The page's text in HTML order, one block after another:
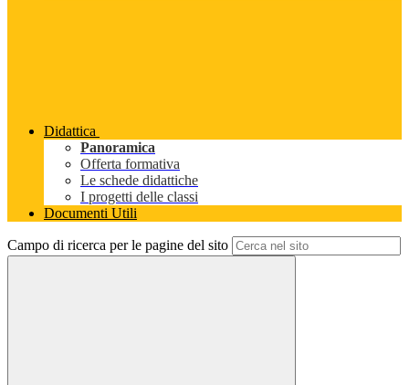
Didattica
Panoramica
Offerta formativa
Le schede didattiche
I progetti delle classi
Documenti Utili
Campo di ricerca per le pagine del sito